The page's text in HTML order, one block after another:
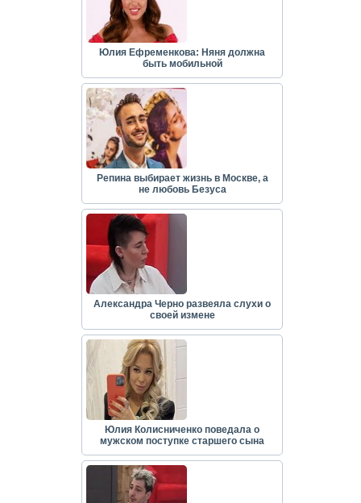
Юлия Ефременкова: Няня должна
быть мобильной
Репина выбирает жизнь в Москве, а
не любовь Безуса
Александра Черно развеяла слухи о
своей измене
Юлия Колисниченко поведала о
мужском поступке старшего сына